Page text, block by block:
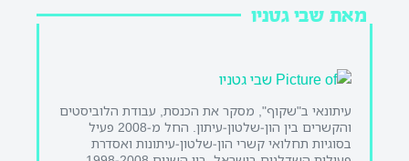
מאת שבי גטניו
עיתונאי ב"שקוף", מסקר את הכנסת, עבודת הלוביסטים
והקשרים בין הון-שלטון-עיתון. החל מ-2008 פעיל
בסוגיות תחלואי קשרי הון-שלטון-עיתונות ואסדרת